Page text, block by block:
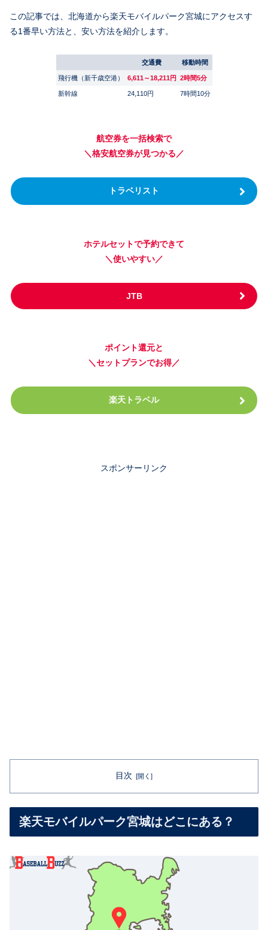
この記事では、北海道から楽天モバイルパーク宮城にアクセスす
る1番早い方法と、安い方法を紹介します。
交通費 移動時間
飛行機（新千歳空港） 6,611～18,211円 2時間5分
新幹線 24,110円 7時間10分
航空券を一括検索で
＼格安航空券が見つかる／
トラベリスト
ホテルセットで予約できて
＼使いやすい／
JTB
ポイント還元と
＼セットプランでお得／
楽天トラベル
スポンサーリンク
目次
楽天モバイルパーク宮城はどこにある？